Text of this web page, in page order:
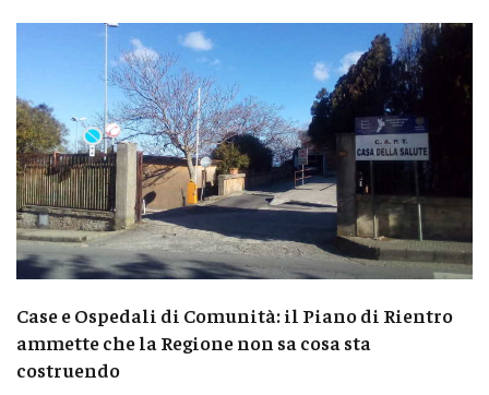
Case e Ospedali di Comunità: il Piano di Rientro
ammette che la Regione non sa cosa sta
costruendo